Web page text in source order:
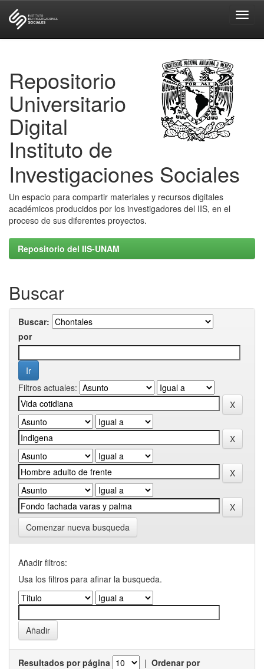
Repositorio
Universitario
Digital
Instituto de
Investigaciones Sociales
Un espacio para compartir materiales y recursos digitales
académicos producidos por los investigadores del IIS, en el
proceso de sus diferentes proyectos.
Repositorio del IIS-UNAM
Buscar
Buscar:
por
Filtros actuales:
Comenzar nueva busqueda
Añadir filtros:
Usa los filtros para afinar la busqueda.
Resultados por página | Ordenar por